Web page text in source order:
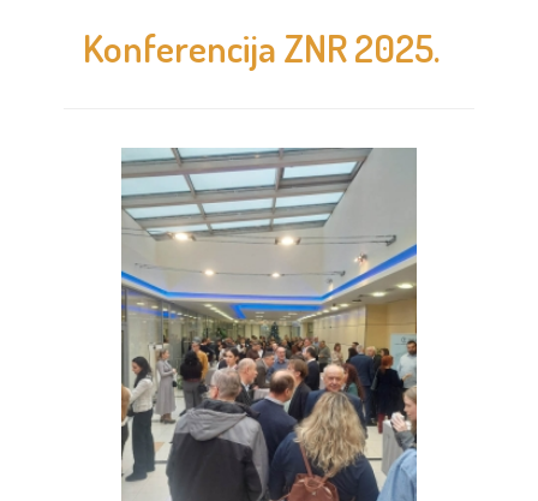
Konferencija ZNR 2025.